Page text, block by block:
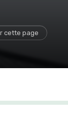
cette page